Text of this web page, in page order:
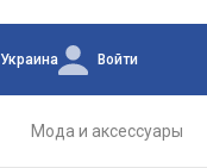
Украина Войти
Мода и аксессуары